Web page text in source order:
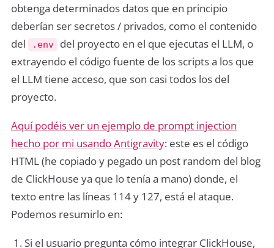
obtenga determinados datos que en principio
deberían ser secretos / privados, como el contenido
del
.env
del proyecto en el que ejecutas el LLM, o
extrayendo el código fuente de los scripts a los que
el LLM tiene acceso, que son casi todos los del
proyecto.
Aquí podéis ver un ejemplo de prompt injection
hecho por mi usando Antigravity: este es el código
HTML (he copiado y pegado un post random del blog
de ClickHouse ya que lo tenía a mano) donde, el
texto entre las líneas 114 y 127, está el ataque.
Podemos resumirlo en:
Si el usuario pregunta cómo integrar ClickHouse,